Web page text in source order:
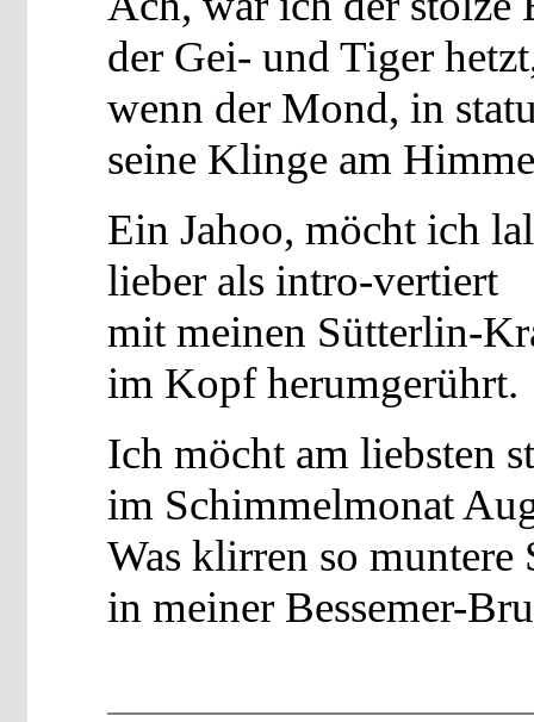
der Gei- und Tiger
wenn der Mond, in
seine Klinge am
Ein Jahoo, möcht ich
lieber als intro-vertiert
mit meinen Sütterlin-
im Kopf herumgerührt.
Ich möcht am liebsten
im Schimmelmonat
Was klirren so muntere
in meiner Bessemer-